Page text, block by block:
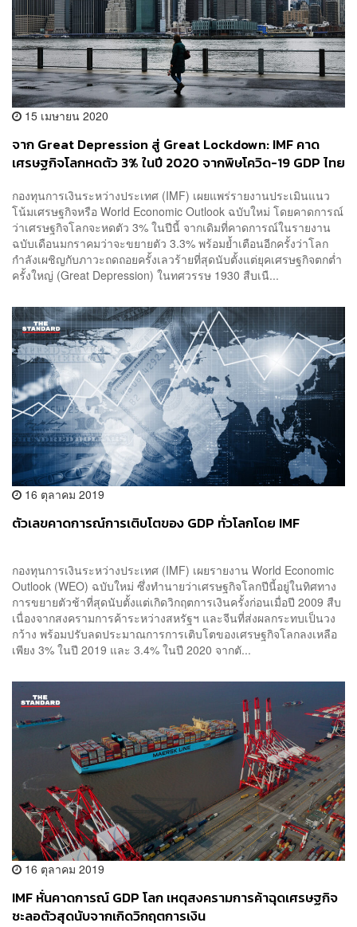
15 เมษายน 2020
จาก Great Depression สู่ Great Lockdown: IMF คาด
เศรษฐกิจโลกหดตัว 3% ในปี 2020 จากพิษโควิด-19 GDP ไทย
กองทุนการเงินระหว่างประเทศ (IMF) เผยแพร่รายงานประเมินแนว
โน้มเศรษฐกิจหรือ World Economic Outlook ฉบับใหม่ โดยคาดการณ์
ว่าเศรษฐกิจโลกจะหดตัว 3% ในปีนี้ จากเดิมที่คาดการณ์ในรายงาน
ฉบับเดือนมกราคมว่าจะขยายตัว 3.3% พร้อมย้ำเตือนอีกครั้งว่าโลก
กำลังเผชิญกับภาวะถดถอยครั้งเลวร้ายที่สุดนับตั้งแต่ยุคเศรษฐกิจตกต่ำ
ครั้งใหญ่ (Great Depression) ในทศวรรษ 1930 สืบเนื...
16 ตุลาคม 2019
ตัวเลขคาดการณ์การเติบโตของ GDP ทั่วโลกโดย IMF
กองทุนการเงินระหว่างประเทศ (IMF) เผยรายงาน World Economic
Outlook (WEO) ฉบับใหม่ ซึ่งทำนายว่าเศรษฐกิจโลกปีนี้อยู่ในทิศทาง
การขยายตัวช้าที่สุดนับตั้งแต่เกิดวิกฤตการเงินครั้งก่อนเมื่อปี 2009 สืบ
เนื่องจากสงครามการค้าระหว่างสหรัฐฯ และจีนที่ส่งผลกระทบเป็นวง
กว้าง พร้อมปรับลดประมาณการการเติบโตของเศรษฐกิจโลกลงเหลือ
เพียง 3% ในปี 2019 และ 3.4% ในปี 2020 จากตั...
16 ตุลาคม 2019
IMF หั่นคาดการณ์ GDP โลก เหตุสงครามการค้าฉุดเศรษฐกิจ
ชะลอตัวสุดนับจากเกิดวิกฤตการเงิน